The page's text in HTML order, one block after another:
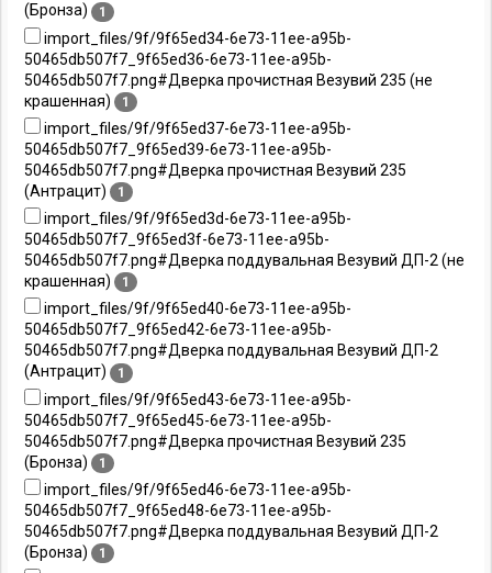
(Бронза)
1
import_files/9f/9f65ed34-6e73-11ee-a95b-
50465db507f7_9f65ed36-6e73-11ee-a95b-
50465db507f7.png#Дверка прочистная Везувий 235 (не
крашенная)
1
import_files/9f/9f65ed37-6e73-11ee-a95b-
50465db507f7_9f65ed39-6e73-11ee-a95b-
50465db507f7.png#Дверка прочистная Везувий 235
(Антрацит)
1
import_files/9f/9f65ed3d-6e73-11ee-a95b-
50465db507f7_9f65ed3f-6e73-11ee-a95b-
50465db507f7.png#Дверка поддувальная Везувий ДП-2 (не
крашенная)
1
import_files/9f/9f65ed40-6e73-11ee-a95b-
50465db507f7_9f65ed42-6e73-11ee-a95b-
50465db507f7.png#Дверка поддувальная Везувий ДП-2
(Антрацит)
1
import_files/9f/9f65ed43-6e73-11ee-a95b-
50465db507f7_9f65ed45-6e73-11ee-a95b-
50465db507f7.png#Дверка прочистная Везувий 235
(Бронза)
1
import_files/9f/9f65ed46-6e73-11ee-a95b-
50465db507f7_9f65ed48-6e73-11ee-a95b-
50465db507f7.png#Дверка поддувальная Везувий ДП-2
(Бронза)
1